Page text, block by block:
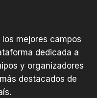
mejores campos
dedicada a
y organizadores
destacados de